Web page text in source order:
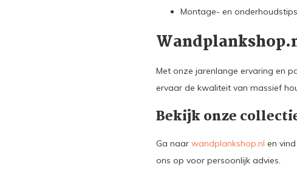
Montage- en onderhoudstips
Met onze jarenlange ervaring en
ervaar de kwaliteit van massief
Bekijk onze
Ga naarwandplankshop.nl en
ons op voor persoonlijk advies.